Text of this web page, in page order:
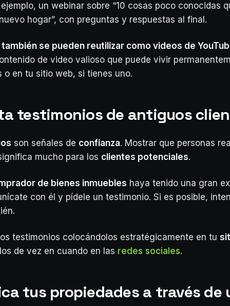
un webinar sobre “10 cosas poco conocidas
hogar”, con preguntas y respuestas al final.
se pueden reutilizar como videos de
de video valioso que puede vivir
o en tu sitio web, si tienes uno.
testimonios de antiguos
son señales de confianza. Mostrar que personas
mucho para los clientes potenciales.
de bienes inmuebles haya tenido una gran
con él y pídele un testimonio. Si es posible,
testimonios colocándolos estratégicamente en tu
de vez en cuando en las redes sociales.
tus propiedades a través de